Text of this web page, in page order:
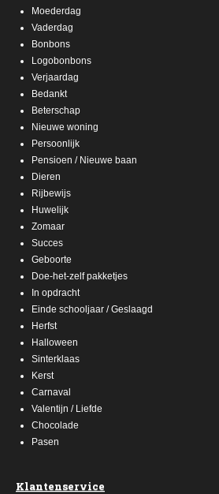
Moederdag
Vaderdag
Bonbons
Logobonbons
Verjaardag
Bedankt
Beterschap
Nieuwe woning
Persoonlijk
Pensioen / Nieuwe baan
Dieren
Rijbewijs
Huwelijk
Zomaar
Succes
Geboorte
Doe-het-zelf pakketjes
In opdracht
Einde schooljaar / Geslaagd
Herfst
Halloween
Sinterklaas
Kerst
Carnaval
Valentijn / Liefde
Chocolade
Pasen
Klantenservice